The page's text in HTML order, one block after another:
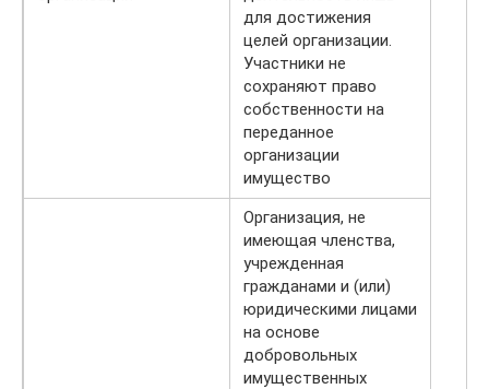
для достижения
целей организации.
Участники не
сохраняют право
собственности на
переданное
организации
имущество
Организация, не
имеющая членства,
учрежденная
гражданами и (или)
юридическими лицами
на основе
добровольных
имущественных